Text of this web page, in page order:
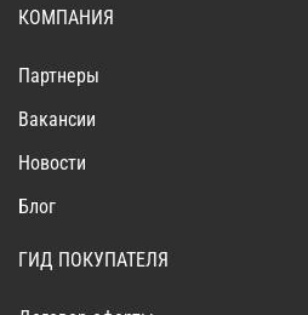
КОМПАНИЯ
Партнеры
Вакансии
Новости
Блог
ГИД ПОКУПАТЕЛЯ